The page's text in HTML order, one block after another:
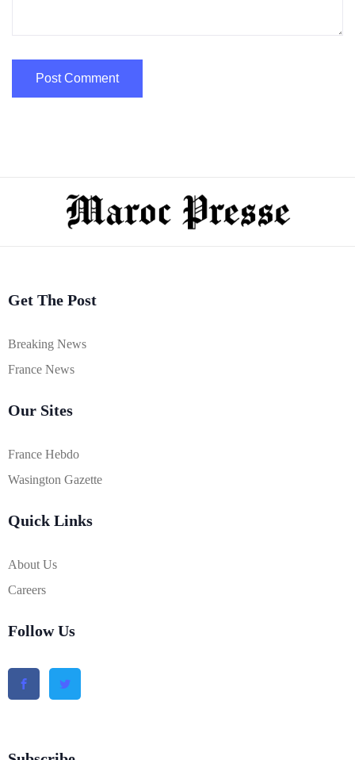
Get The Post
Breaking News
France News
Our Sites
France Hebdo
Wasington Gazette
Quick Links
About Us
Careers
Follow Us